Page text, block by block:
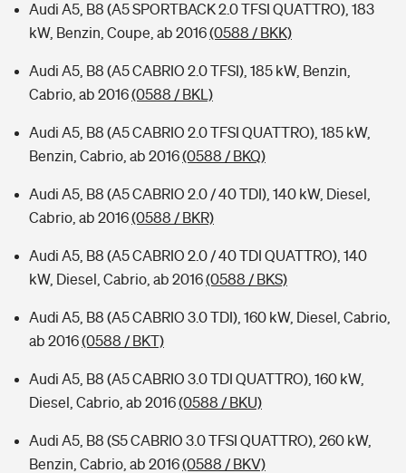
Audi A5, B8 (A5 SPORTBACK 2.0 TFSI QUATTRO), 183
kW, Benzin, Coupe, ab 2016(0588 / BKK)
Audi A5, B8 (A5 CABRIO 2.0 TFSI), 185 kW, Benzin,
Cabrio, ab 2016(0588 / BKL)
Audi A5, B8 (A5 CABRIO 2.0 TFSI QUATTRO), 185 kW,
Benzin, Cabrio, ab 2016(0588 / BKQ)
Audi A5, B8 (A5 CABRIO 2.0 / 40 TDI), 140 kW, Diesel,
Cabrio, ab 2016(0588 / BKR)
Audi A5, B8 (A5 CABRIO 2.0 / 40 TDI QUATTRO), 140
kW, Diesel, Cabrio, ab 2016(0588 / BKS)
Audi A5, B8 (A5 CABRIO 3.0 TDI), 160 kW, Diesel, Cabrio,
ab 2016(0588 / BKT)
Audi A5, B8 (A5 CABRIO 3.0 TDI QUATTRO), 160 kW,
Diesel, Cabrio, ab 2016(0588 / BKU)
Audi A5, B8 (S5 CABRIO 3.0 TFSI QUATTRO), 260 kW,
Benzin, Cabrio, ab 2016(0588 / BKV)